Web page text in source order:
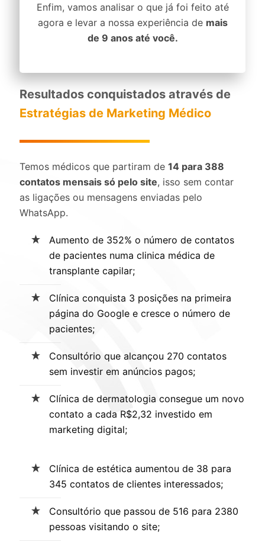
Enfim, vamos analisar o que já foi feito até
agora e levar a nossa experiência de mais
de 9 anos até você.
Resultados conquistados através de
Estratégias de Marketing Médico
Temos médicos que partiram de 14 para 388
contatos mensais só pelo site, isso sem contar
as ligações ou mensagens enviadas pelo
WhatsApp.
Aumento de 352% o número de contatos
de pacientes numa clinica médica de
transplante capilar;
Clínica conquista 3 posições na primeira
página do Google e cresce o número de
pacientes;
Consultório que alcançou 270 contatos
sem investir em anúncios pagos;
Clínica de dermatologia consegue um novo
contato a cada R$2,32 investido em
marketing digital;
Clínica de estética aumentou de 38 para
345 contatos de clientes interessados;
Consultório que passou de 516 para 2380
pessoas visitando o site;